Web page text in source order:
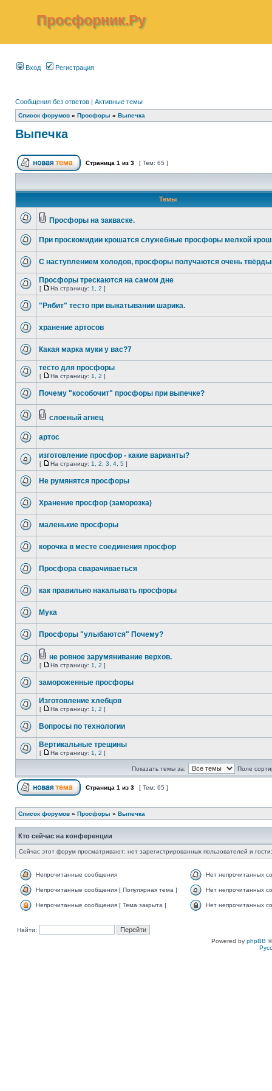
Просфорник.Ру
Вход Регистрация
Сообщения без ответов | Активные темы
Список форумов » Просфоры » Выпечка
Выпечка
Страница 1 из 3 [ Тем: 65 ]
Темы
Просфоры на закваске.
При проскомидии крошатся служебные просфоры мелкой
С наступлением холодов, просфоры получаются очень
Просфоры трескаются на самом дне
[ На страницу: 1 2 ]
"Рябит" тесто при выкатывании шарика.
хранение артосов
Какая марка муки у вас?7
тесто для просфоры
[ На страницу: 1 2 ]
Почему "кособочит" просфоры при выпечке?
слоеный агнец
артос
изготовление просфор - какие варианты?
[ На страницу: 1 2 3 4 5 ]
Не румянятся просфоры
Хранение просфор (заморозка)
маленькие просфоры
корочка в месте соединения просфор
Просфора сварачиваеться
как правильно накалывать просфоры
Мука
Просфоры "улыбаются" Почему?
не ровное зарумянивание верхов.
[ На страницу: 1 2 ]
замороженные просфоры
Изготовление хлебцов
[ На страницу: 1 2 ]
Вопросы по технологии
Вертикальные трещины
[ На страницу: 1 2 ]
Показать темы за: Поле
Страница 1 из 3 [ Тем: 65 ]
Список форумов » Просфоры » Выпечка
Кто сейчас на конференции
Сейчас этот форум просматривают: нет зарегистрированных пользователей и
Непрочитанные сообщения Нет непрочитанных
Непрочитанные сообщения [ Популярная тема ] Нет непрочитанных
Непрочитанные сообщения [ Тема закрыта ] Нет непрочитанных
Найти:
Powered by phpBB